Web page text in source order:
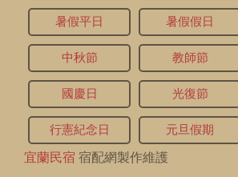
暑假平日 暑假假日
中秋節 教師節
國慶日 光復節
行憲紀念日 元旦假期
宜蘭民宿 宿配網製作維護